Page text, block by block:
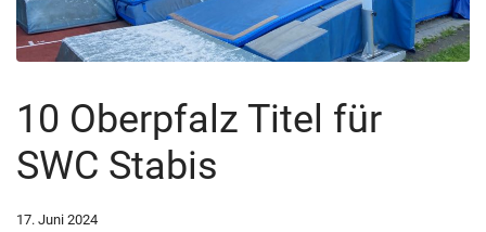
10 Oberpfalz Titel für
SWC Stabis
17. Juni 2024